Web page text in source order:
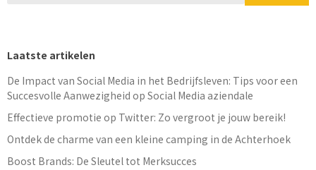
Laatste artikelen
De Impact van Social Media in het Bedrijfsleven: Tips voor een
Succesvolle Aanwezigheid op Social Media aziendale
Effectieve promotie op Twitter: Zo vergroot je jouw bereik!
Ontdek de charme van een kleine camping in de Achterhoek
Boost Brands: De Sleutel tot Merksucces